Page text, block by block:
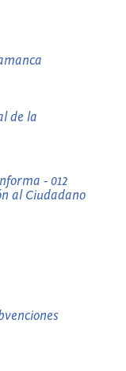
de la
- 012
al Ciudadano